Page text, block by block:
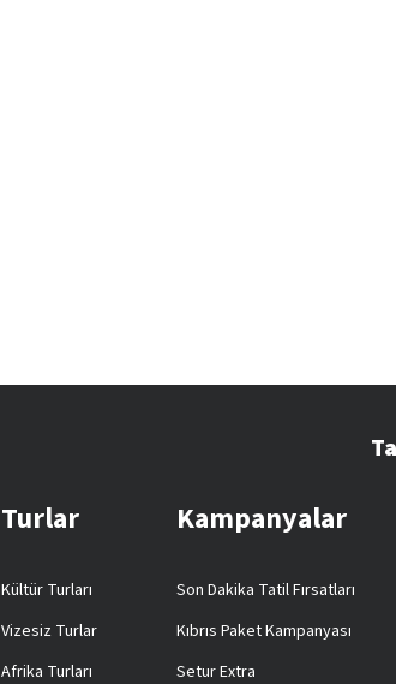
Turlar
Kültür Turları
Vizesiz Turlar
Afrika Turları
Kampanyalar
Son Dakika Tatil Fırsatları
Kıbrıs Paket Kampanyası
Setur Extra